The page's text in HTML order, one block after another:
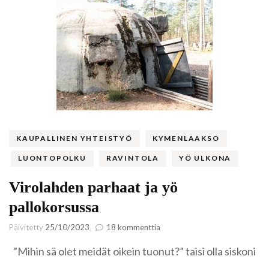
KAUPALLINEN YHTEISTYÖ KYMENLAAKSO
LUONTOPOLKU RAVINTOLA YÖ ULKONA
Virolahden parhaat ja yö
pallokorsussa
Päivitetty 25/10/2023 18 kommenttia
parhaat
”Mihin sä olet meidät oikein tuonut?” taisi olla siskoni